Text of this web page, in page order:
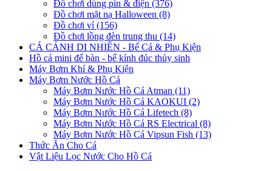
Đồ chơi dùng pin & điện (376)
Đồ chơi mặt nạ Halloween (8)
Đồ chơi vỉ (156)
Đồ chơi lồng đèn trung thu (14)
CÁ CẢNH DI NHIÊN - Bể Cá & Phụ Kiện
Hồ cá mini để bàn - bể kính đúc thủy sinh
Máy Bơm Khí & Phụ Kiện
Máy Bơm Nước Hồ Cá
Máy Bơm Nước Hồ Cá Atman (11)
Máy Bơm Nước Hồ Cá KAOKUI (2)
Máy Bơm Nước Hồ Cá Lifetech (8)
Máy Bơm Nước Hồ Cá RS Electrical (8)
Máy Bơm Nước Hồ Cá Vipsun Fish (13)
Thức Ăn Cho Cá
Vật Liệu Lọc Nước Cho Hồ Cá